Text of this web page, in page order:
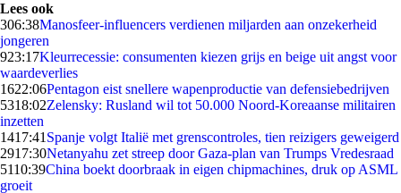
Lees ook
306:38Manosfeer-influencers verdienen miljarden aan onzekerheid
jongeren
923:17Kleurrecessie: consumenten kiezen grijs en beige uit angst voor
waardeverlies
1622:06Pentagon eist snellere wapenproductie van defensiebedrijven
5318:02Zelensky: Rusland wil tot 50.000 Noord-Koreaanse militairen
inzetten
1417:41 Spanje volgt Italië met grenscontroles, tien reizigers geweigerd
2917:30Netanyahu zet streep door Gaza-plan van Trumps Vredesraad
5110:39China boekt doorbraak in eigen chipmachines, druk op ASML
groeit